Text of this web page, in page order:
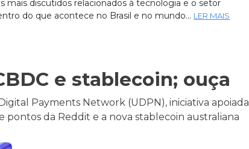
mais discutidos relacionados à tecnologia e o setor
do que acontece no Brasil e no mundo... LER MAIS
e stablecoin; ouça
Payments Network (UDPN), iniciativa apoiada
pontos da Reddit e a nova stablecoin australiana